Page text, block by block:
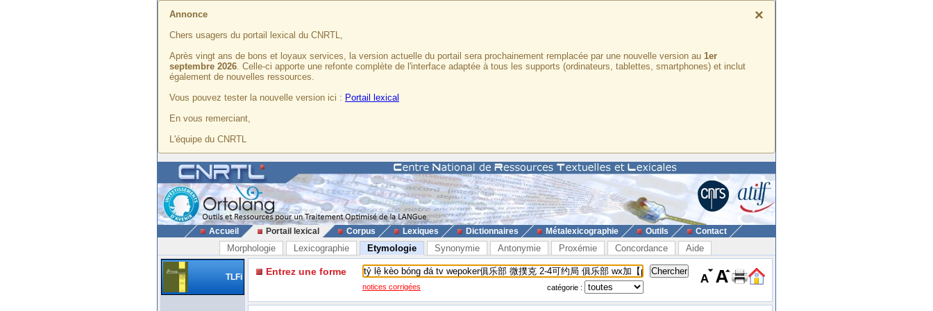
×
Annonce
Chers usagers du portail lexical du CNRTL,
Après vingt ans de bons et loyaux services, la version actuelle du portail sera prochainement remplacée par une nouvelle version au 1er
septembre 2026. Celle-ci apporte une refonte complète de l'interface adaptée à tous les supports (ordinateurs, tablettes, smartphones) et inclut
également de nouvelles ressources.
Vous pouvez tester la nouvelle version ici : Portail lexical
En vous remerciant,
L'équipe du CNRTL
Accueil Portail lexical Corpus Lexiques Dictionnaires Métalexicographie Outils Contact
Morphologie Lexicographie Etymologie Synonymie Antonymie Proxémie Concordance Aide
TLFi Entrez une forme
notices corrigées catégorie :